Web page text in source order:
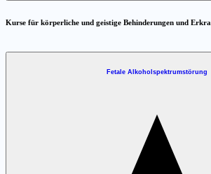
Kurse für körperliche und geistige Behinderungen und
Fetale Alkoholspektrumstörung